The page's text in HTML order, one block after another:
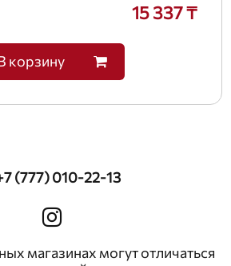
15 337 ₸
корзину
(777) 010-22-13
магазинах могут отличаться